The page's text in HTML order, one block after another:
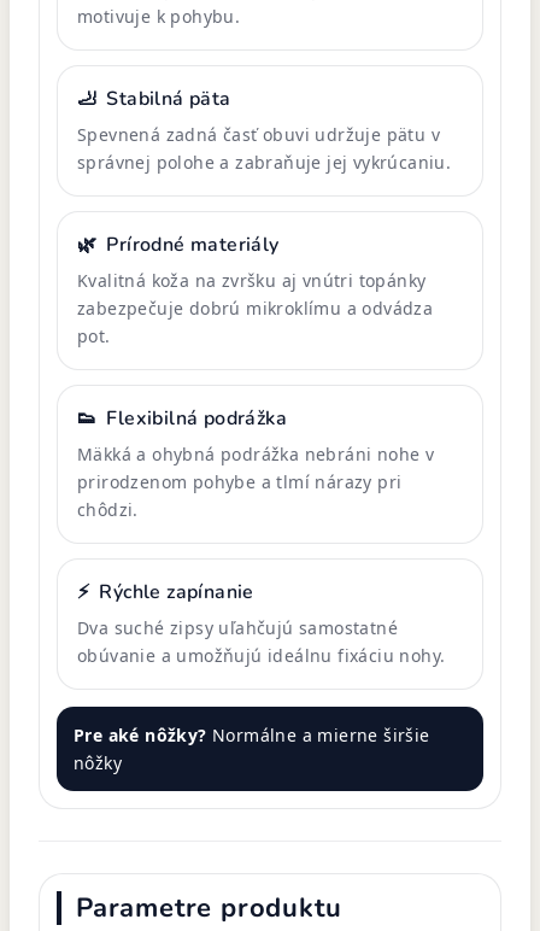
motivuje k pohybu.
🦶 Stabilná päta
Spevnená zadná časť obuvi udržuje pätu v
správnej polohe a zabraňuje jej vykrúcaniu.
🌿 Prírodné materiály
Kvalitná koža na zvršku aj vnútri topánky
zabezpečuje dobrú mikroklímu a odvádza
pot.
👟 Flexibilná podrážka
Mäkká a ohybná podrážka nebráni nohe v
prirodzenom pohybe a tlmí nárazy pri
chôdzi.
⚡ Rýchle zapínanie
Dva suché zipsy uľahčujú samostatné
obúvanie a umožňujú ideálnu fixáciu nohy.
Pre aké nôžky? Normálne a mierne širšie
nôžky
Parametre produktu